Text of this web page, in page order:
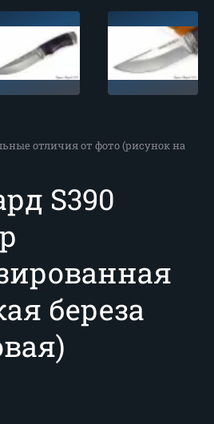
отличия от фото (рисунок на
S390
береза